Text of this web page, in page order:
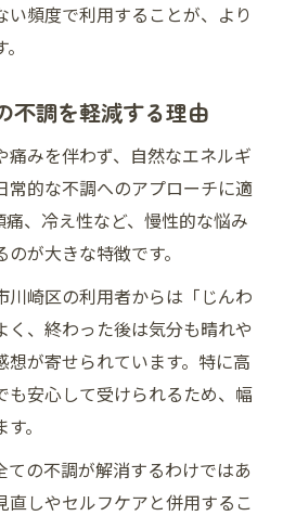
い頻度で利用することが、より
不調を軽減する理由
みを伴わず、自然なエネルギ
常的な不調へのアプローチに適
痛、冷え性など、慢性的な悩み
が大きな特徴です。
川崎区の利用者からは「じんわ
く、終わった後は気分も晴れや
想が寄せられています。特に高
も安心して受けられるため、幅
。
ての不調が解消するわけではあ
直しやセルフケアと併用するこ